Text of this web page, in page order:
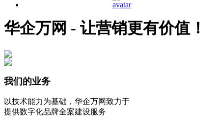
华企万网 - 让营销更有价值！
我们的业务
以技术能力为基础，华企万网致力于
提供数字化品牌全案建设服务